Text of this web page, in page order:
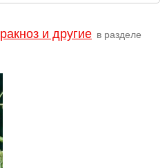
и другие в разделе